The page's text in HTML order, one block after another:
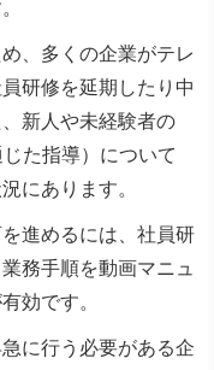
、多くの企業がテレ
研修を延期したり中
新人や未経験者の
た指導）について
にあります。
進めるには、社員研
務手順を動画マニュ
効です。
に行う必要がある企